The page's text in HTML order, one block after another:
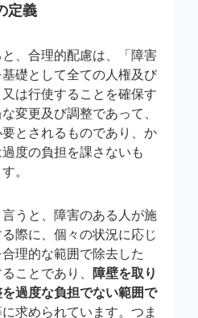
定義
、合理的配慮は、「障害
礎として全ての人権及び
は行使することを確保す
変更及び調整であって、
とされるものであり、か
度の負担を課さないも
。
うと、障害のある人が施
際に、個々の状況に応じ
理的な範囲で除去した
ことであり、
障壁を取り
過度な負担でない範囲で
求められています。つま